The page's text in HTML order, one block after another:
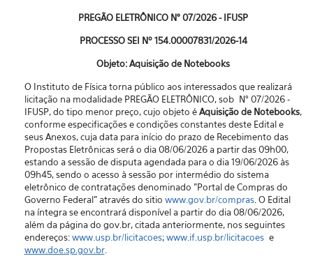
PREGÃO ELETRÔNICO N° 07/2026 - IFUSP
PROCESSO SEI Nº 154.00007831/2026-14
Objeto: Aquisição de Notebooks
O Instituto de Física torna público aos interessados que realizará
licitação na modalidade PREGÃO ELETRÔNICO, sob N° 07/2026 -
IFUSP, do tipo menor preço, cujo objeto éAquisição de Notebooks,
conforme especificações e condições constantes deste Edital e
seus Anexos, cuja data para início do prazo de Recebimento das
Propostas Eletrônicas será o dia 08/06/2026 a partir das 09h00,
estando a sessão de disputa agendada para o dia 19/06/2026 às
09h45, sendo o acesso à sessão por intermédio do sistema
eletrônico de contratações denominado "Portal de Compras do
Governo Federal” através do sitio www.gov.br/compras. O Edital
na íntegra se encontrará disponível a partir do dia 08/06/2026,
além da página do gov.br, citada anteriormente, nos seguintes
endereços:www.usp.br/licitacoes;www.if.usp.br/licitacoese
www.doe.sp.gov.br.